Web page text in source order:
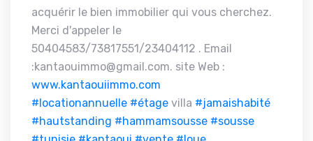
acquérir le bien immobilier qui vous cherchez.
Merci d'appeler le
50404583/73817551/23404112 . Email
:kantaouimmo@gmail.com. site Web :
www.kantaouiimmo.com
#locationannuelle #étage villa #jamaishabité
#hautstanding #hammamsousse #sousse